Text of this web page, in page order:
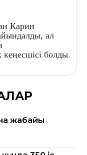
Карин
ал
болды.
жабайы